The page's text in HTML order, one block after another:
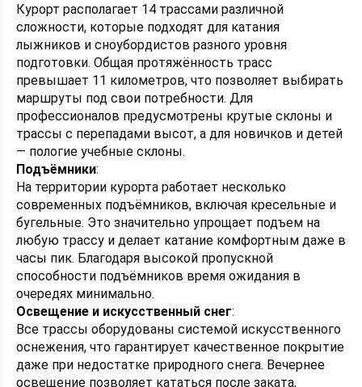
Курорт располагает 14 трассами различной
сложности, которые подходят для катания
лыжников и сноубордистов разного уровня
подготовки. Общая протяжённость трасс
превышает 11 километров, что позволяет выбирать
маршруты под свои потребности. Для
профессионалов предусмотрены крутые склоны и
трассы с перепадами высот, а для новичков и детей
— пологие учебные склоны.
Подъёмники:
На территории курорта работает несколько
современных подъёмников, включая кресельные и
бугельные. Это значительно упрощает подъем на
любую трассу и делает катание комфортным даже в
часы пик. Благодаря высокой пропускной
способности подъёмников время ожидания в
очередях минимально.
Освещение и искусственный снег:
Все трассы оборудованы системой искусственного
оснежения, что гарантирует качественное покрытие
даже при недостатке природного снега. Вечернее
освещение позволяет кататься после заката,